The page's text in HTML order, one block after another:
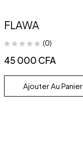
FLAWA
(0)
45 000 CFA
Ajouter Au Panier